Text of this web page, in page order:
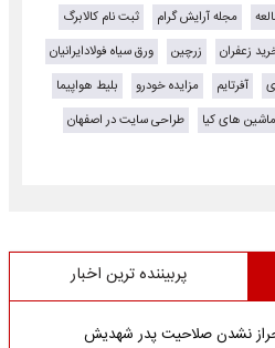
مجله آرایش گرام
ثبت نام کالابرگ
زعفران زرچین
ورق سیاه فولادایرانیان
آفرتایم مزایده خودرو
بلیط هواپیما
های کیا
طراحی سایت در اصفهان
پربیننده ترین اخبار
نشدن صلاحیت پدر شهدیش